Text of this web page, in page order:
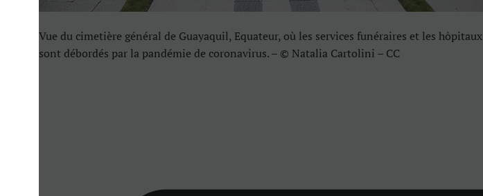
Vue du cimetière général de Guayaquil, Equateur, où les services funéraires et les hôpitaux
sont débordés par la pandémie de coronavirus. – © Natalia Cartolini – CC